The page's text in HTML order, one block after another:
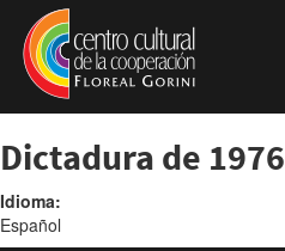
Pasar al contenido principal
Jump to main content
Dictadura de 1976
Idioma:
Español